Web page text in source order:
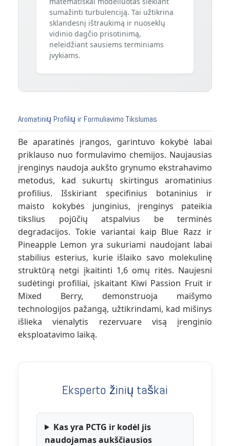
sumažinti turbulenciją. Tai užtikrina
sklandesnį ištraukimą ir nuoseklų
vidinio dagčio prisotinimą,
neleidžiant sausiems terminiams
įvykiams.
Aromatinių Profilių ir Formuliavimo Tikslumas
Be aparatinės įrangos, garintuvo kokybė labai
priklauso nuo formulavimo chemijos. Naujausias
įrenginys naudoja aukšto grynumo ekstrahavimo
metodus, kad sukurtų skirtingus aromatinius
profilius. Išskiriant specifinius botaninius ir
maisto kokybės junginius, įrenginys pateikia
tikslius pojūčių atspalvius be terminės
degradacijos. Tokie variantai kaip Blue Razz ir
Pineapple Lemon yra sukuriami naudojant labai
stabilius esterius, kurie išlaiko savo molekulinę
struktūrą netgi įkaitinti 1,6 omų ritės. Naujesni
sudėtingi profiliai, įskaitant Kiwi Passion Fruit ir
Mixed Berry, demonstruoja maišymo
technologijos pažangą, užtikrindami, kad mišinys
išlieka vienalytis rezervuare visą įrenginio
eksploatavimo laiką.
Eksperto žinių taškai
Kas yra PCTG ir kodėl jis
naudojamas aukščiausios